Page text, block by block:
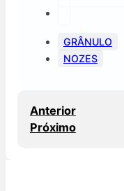
GRÂNULO
NOZES
Anterior
Próximo